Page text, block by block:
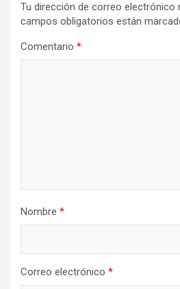
Tu dirección de correo electrónico
campos obligatorios están
Comentario *
Nombre *
Correo electrónico *